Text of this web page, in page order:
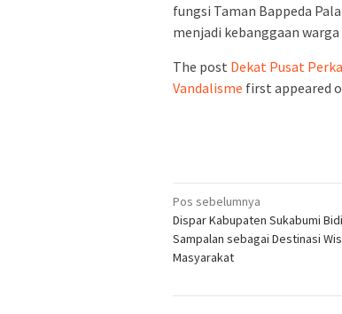
fungsi Taman Bappeda
menjadi kebanggaan
The post Dekat Pusat
Vandalisme first appeared
Navigasi
pos
Pos sebelumnya
Dispar Kabupaten Sukabumi
Sampalan sebagai Destinasi
Masyarakat